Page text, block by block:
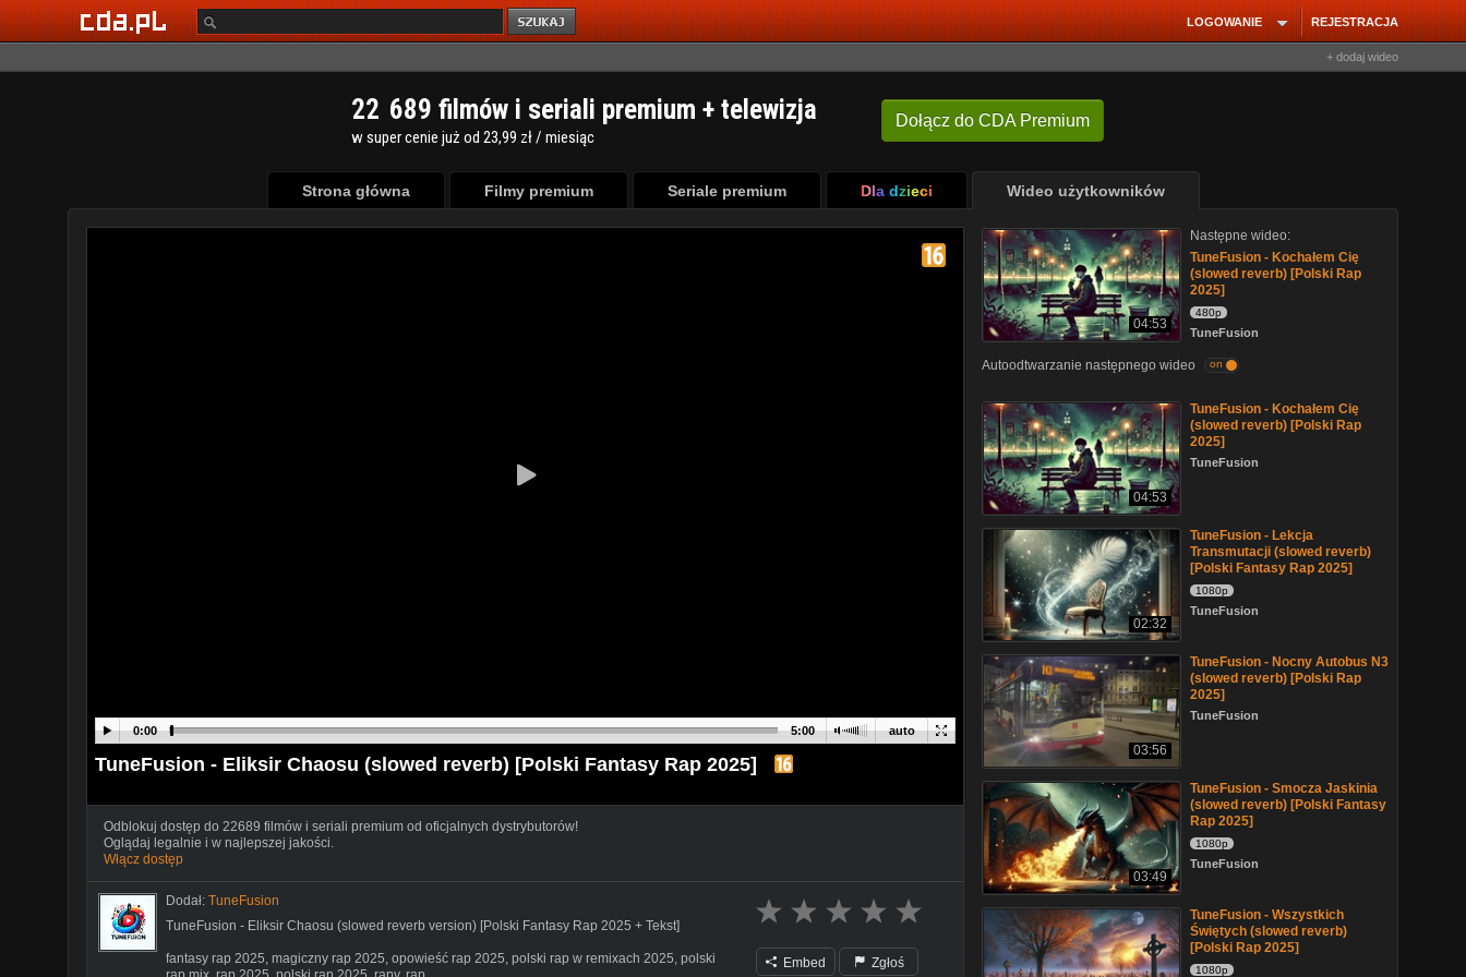
REJESTRACJA
LOGOWANIE
+ dodaj wideo
Dołącz do CDA Premium
22 689 filmów i seriali premium + telewizja
w super cenie już od 23,99 zł / miesiąc
Strona główna Filmy premium Seriale premium Dla dzieci Wideo użytkowników
auto
0:00 5:00
TuneFusion - Eliksir Chaosu (slowed reverb) [Polski Fantasy Rap 2025]
Odblokuj dostęp do 22689 filmów i seriali premium od oficjalnych dystrybutorów!
Oglądaj legalnie i w najlepszej jakości.
Włącz dostęp
Dodał: TuneFusion
TuneFusion - Eliksir Chaosu (slowed reverb version) [Polski Fantasy Rap 2025 + Tekst]
fantasy rap 2025, magiczny rap 2025, opowieść rap 2025, polski rap w remixach 2025, polski
Embed Zgłoś
04:53
Następne wideo:
TuneFusion - Kochałem Cię
(slowed reverb) [Polski Rap
2025]
480p
TuneFusion
Autoodtwarzanie następnego wideo on
04:53
TuneFusion - Kochałem Cię
(slowed reverb) [Polski Rap
2025]
TuneFusion
02:32
TuneFusion - Lekcja
Transmutacji (slowed reverb)
[Polski Fantasy Rap 2025]
1080p
TuneFusion
03:56
TuneFusion - Nocny Autobus N3
(slowed reverb) [Polski Rap
2025]
TuneFusion
03:49
TuneFusion - Smocza Jaskinia
(slowed reverb) [Polski Fantasy
Rap 2025]
1080p
TuneFusion
TuneFusion - Wszystkich
Świętych (slowed reverb)
[Polski Rap 2025]
1080p